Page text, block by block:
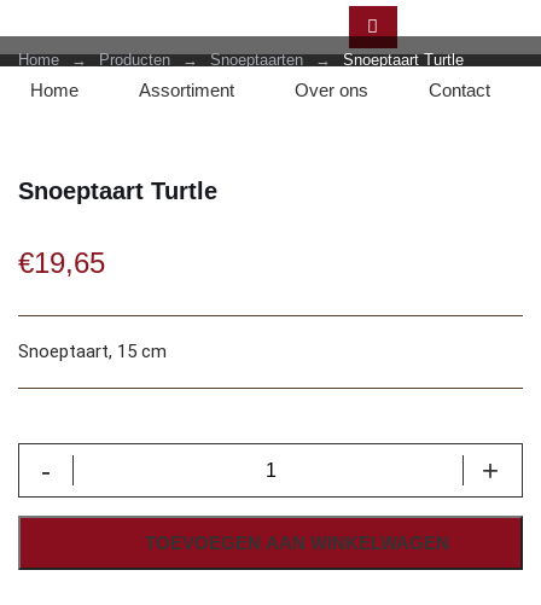
Home Assortiment Over ons Contact
Home → Producten → Snoeptaarten → Snoeptaart Turtle
Snoeptaart Turtle
€19,65
Snoeptaart, 15 cm
-
Snoeptaart
aantal
+
TOEVOEGEN AAN WINKELWAGEN